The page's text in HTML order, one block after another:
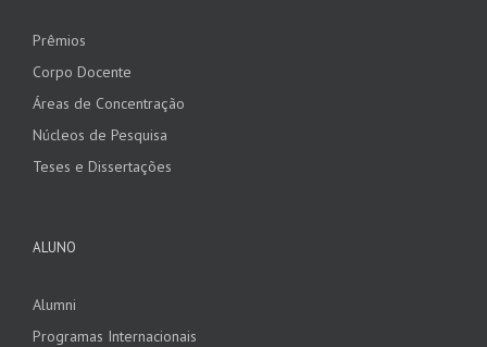
Prêmios
Corpo Docente
Áreas de Concentração
Núcleos de Pesquisa
Teses e Dissertações
ALUNO
Alumni
Programas Internacionais